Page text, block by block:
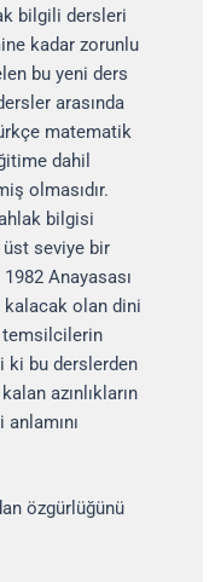
bilgili dersleri
kadar zorunlu
bu yeni ders
arasında
matematik
dahil
olmasıdır.
bilgisi
seviye bir
Anayasası
kalacak olan dini
temsilcilerin
ki bu derslerden
azınlıkların
özgürlüğünü